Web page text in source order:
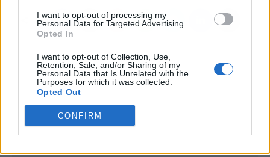
I want to opt-out of processing my
Personal Data for Targeted Advertising.
Opted In
I want to opt-out of Collection, Use,
Retention, Sale, and/or Sharing of my
Personal Data that Is Unrelated with the
Purposes for which it was collected.
Opted Out
CONFIRM